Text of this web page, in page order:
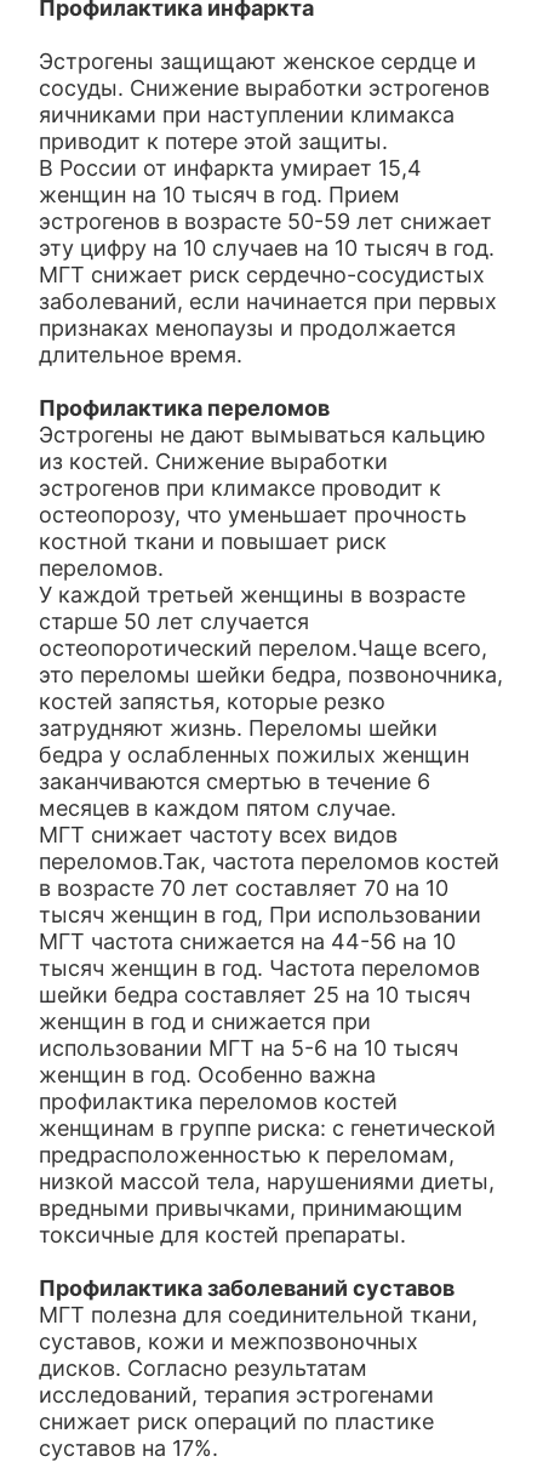
Профилактика инфаркта
Эстрогены защищают женское сердце и
сосуды. Снижение выработки эстрогенов
яичниками при наступлении климакса
приводит к потере этой защиты.
В России от инфаркта умирает 15,4
женщин на 10 тысяч в год. Прием
эстрогенов в возрасте 50-59 лет снижает
эту цифру на 10 случаев на 10 тысяч в год.
МГТ снижает риск сердечно-сосудистых
заболеваний, если начинается при первых
признаках менопаузы и продолжается
длительное время.
Профилактика переломов
Эстрогены не дают вымываться кальцию
из костей. Снижение выработки
эстрогенов при климаксе проводит к
остеопорозу, что уменьшает прочность
костной ткани и повышает риск
переломов.
У каждой третьей женщины в возрасте
старше 50 лет случается
остеопоротический перелом.Чаще всего,
это переломы шейки бедра, позвоночника,
костей запястья, которые резко
затрудняют жизнь. Переломы шейки
бедра у ослабленных пожилых женщин
заканчиваются смертью в течение 6
месяцев в каждом пятом случае.
МГТ снижает частоту всех видов
переломов.Так, частота переломов костей
в возрасте 70 лет составляет 70 на 10
тысяч женщин в год, При использовании
МГТ частота снижается на 44-56 на 10
тысяч женщин в год. Частота переломов
шейки бедра составляет 25 на 10 тысяч
женщин в год и снижается при
использовании МГТ на 5-6 на 10 тысяч
женщин в год. Особенно важна
профилактика переломов костей
женщинам в группе риска: с генетической
предрасположенностью к переломам,
низкой массой тела, нарушениями диеты,
вредными привычками, принимающим
токсичные для костей препараты.
Профилактика заболеваний суставов
МГТ полезна для соединительной ткани,
суставов, кожи и межпозвоночных
дисков. Согласно результатам
исследований, терапия эстрогенами
снижает риск операций по пластике
суставов на 17%.